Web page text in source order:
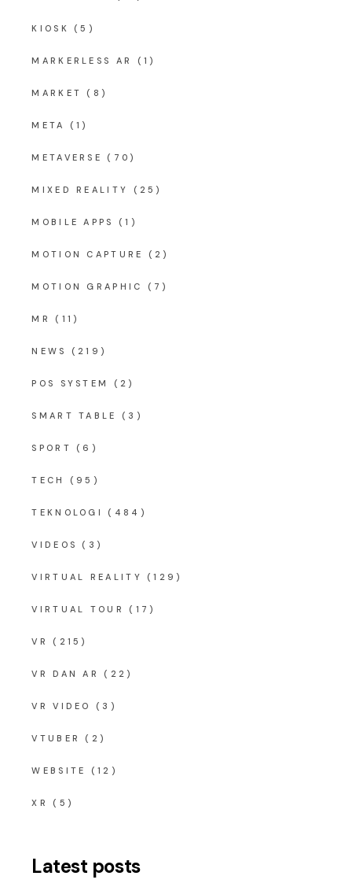
KIOSK (5)
MARKERLESS AR (1)
MARKET (8)
META (1)
METAVERSE (70)
MIXED REALITY (25)
MOBILE APPS (1)
MOTION CAPTURE (2)
MOTION GRAPHIC (7)
MR (11)
NEWS (219)
POS SYSTEM (2)
SMART TABLE (3)
SPORT (6)
TECH (95)
TEKNOLOGI (484)
VIDEOS (3)
VIRTUAL REALITY (129)
VIRTUAL TOUR (17)
VR (215)
VR DAN AR (22)
VR VIDEO (3)
VTUBER (2)
WEBSITE (12)
XR (5)
Latest posts